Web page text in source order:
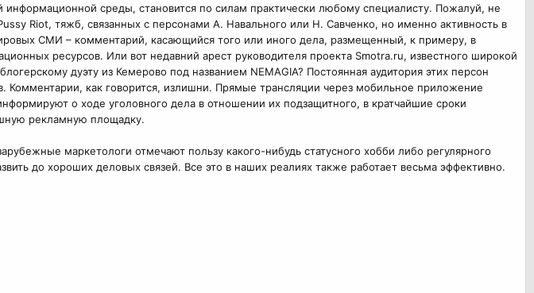
среды, становится по силам практически любому специалисту. Пожалуй, не
Riot, тяжб, связанных с персонами А. Навального или Н. Савченко, но именно активность в
СМИ – комментарий, касающийся того или иного дела, размещенный, к примеру, в
ресурсов. Или вот недавний арест руководителя проекта Smotra.ru, известного широкой
дуэту из Кемерово под названием NEMAGIA? Постоянная аудитория этих персон
как говорится, излишни. Прямые трансляции через мобильное приложение
о ходе уголовного дела в отношении их подзащитного, в кратчайшие сроки
рекламную площадку.
маркетологи отмечают пользу какого-нибудь статусного хобби либо регулярного
до хороших деловых связей. Все это в наших реалиях также работает весьма эффективно.